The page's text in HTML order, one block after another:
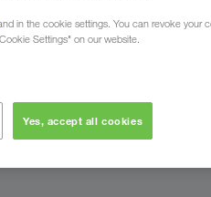
in the cookie settings. You can revoke your
Settings" on our website.
Yes, accept all cookies